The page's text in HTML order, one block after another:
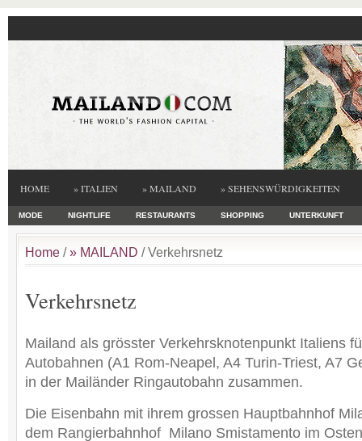
HOME » ITALIEN » MAILAND » SEHENSWÜRDIGKEITEN
MODE NIGHTLIFE RESTAURANTS SHOPPING UNTERKUNFT
Home /» MAILAND / Verkehrsnetz
Verkehrsnetz
Mailand als grösster Verkehrsknotenpunkt Italiens
Autobahnen (A1 Rom-Neapel, A4 Turin-Triest, A7
in der Mailänder Ringautobahn zusammen.
Die Eisenbahn mit ihrem grossen Hauptbahnhof
dem Rangierbahnhof Milano Smistamento im